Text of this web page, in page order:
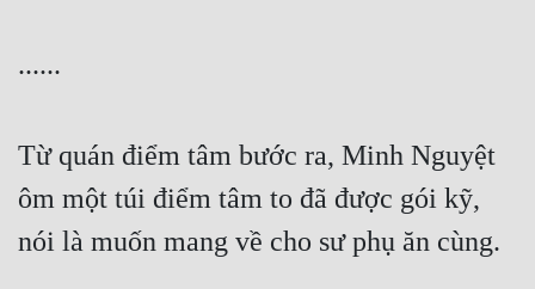
......
Từ quán điểm tâm bước ra, Minh Nguyệt
ôm một túi điểm tâm to đã được gói kỹ,
nói là muốn mang về cho sư phụ ăn cùng.